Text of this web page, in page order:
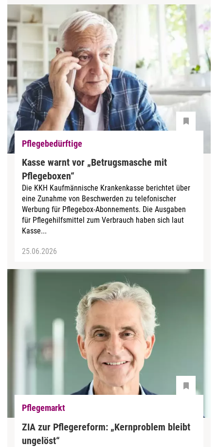
Pflegebedürftige
Kasse warnt vor „Betrugsmasche mit
Pflegeboxen“
Die KKH Kaufmännische Krankenkasse berichtet über
eine Zunahme von Beschwerden zu telefonischer
Werbung für Pflegebox-Abonnements. Die Ausgaben
für Pflegehilfsmittel zum Verbrauch haben sich laut
Kasse...
25.06.2026
Pflegemarkt
ZIA zur Pflegereform: „Kernproblem bleibt
ungelöst“